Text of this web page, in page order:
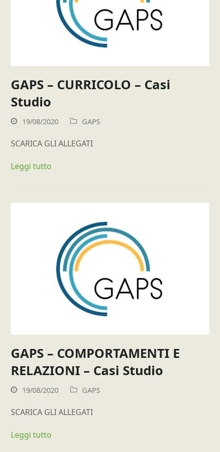
GAPS – CURRICOLO – Casi
Studio
19/08/2020 GAPS
SCARICA GLI ALLEGATI
Leggi tutto
GAPS – COMPORTAMENTI E
RELAZIONI – Casi Studio
19/08/2020 GAPS
SCARICA GLI ALLEGATI
Leggi tutto